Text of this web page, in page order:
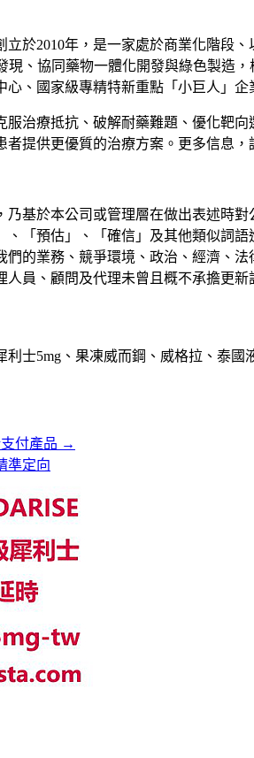
於2010年，是一家處於商業化階段
、協同藥物一體化開發與綠色製造
心、國家級專精特新重點 「 小巨人 」 企
治療抵抗、破解耐藥難題、優化靶
提供更優質的治療方案。更多信息，
基於本公司或管理層在做出表述時
、 「 預估 」 、 「 確信 」 及其他類似詞語
的業務、競爭環境、政治、經濟、
員、顧問及代理未曾且概不承擔更
士5mg、果凍威而鋼、威格拉、泰
支付產品 →
準定向